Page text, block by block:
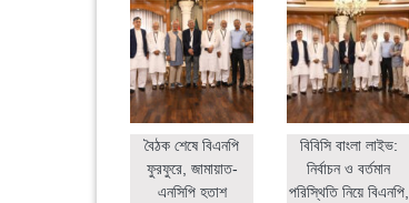
বৈঠক শেষে বিএনপি
ফুরফুরে, জামায়াত-
এনসিপি হতাশ
বিবিসি বাংলা লাইভ:
নির্বাচন ও বর্তমান
পরিস্থিতি নিয়ে বিএনপি,